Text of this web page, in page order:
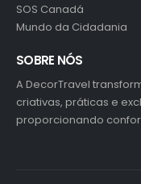
SOS Canadá
Mundo da Cidadania
SOBRE NÓS
A DecorTravel
criativas, práticas e
proporcionando